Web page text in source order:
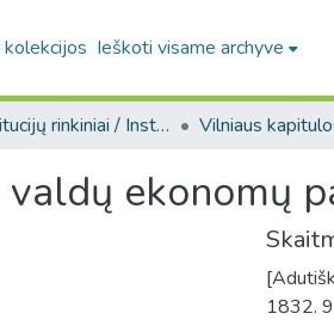
kolekcijos Ieškoti visame archyve
5.3. Institucijų rinkiniai / Institutional collections
ekonomų
1832.